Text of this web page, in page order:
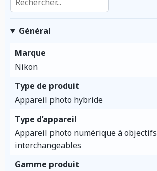
Général
Marque
Nikon
Type de produit
Appareil photo hybride
Type d’appareil
Appareil photo numérique à objectifs
interchangeables
Gamme produit